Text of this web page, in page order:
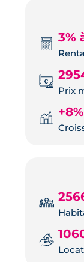
3%
Prix
+8%